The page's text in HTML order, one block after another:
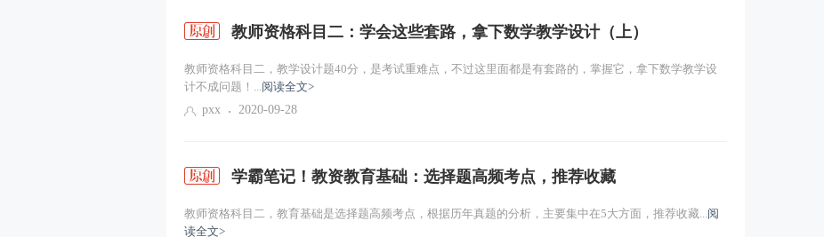
教师资格科目二：学会这些套路，拿下数学教学设计（上）
教师资格科目二，教学设计题40分，是考试重难点，不过这里面都是有套路的，掌握它，拿下数学教学设
计不成问题！...阅读全文>
pxx
2020-09-28
学霸笔记！教资教育基础：选择题高频考点，推荐收藏
教师资格科目二，教育基础是选择题高频考点，根据历年真题的分析，主要集中在5大方面，推荐收藏...阅
读全文>